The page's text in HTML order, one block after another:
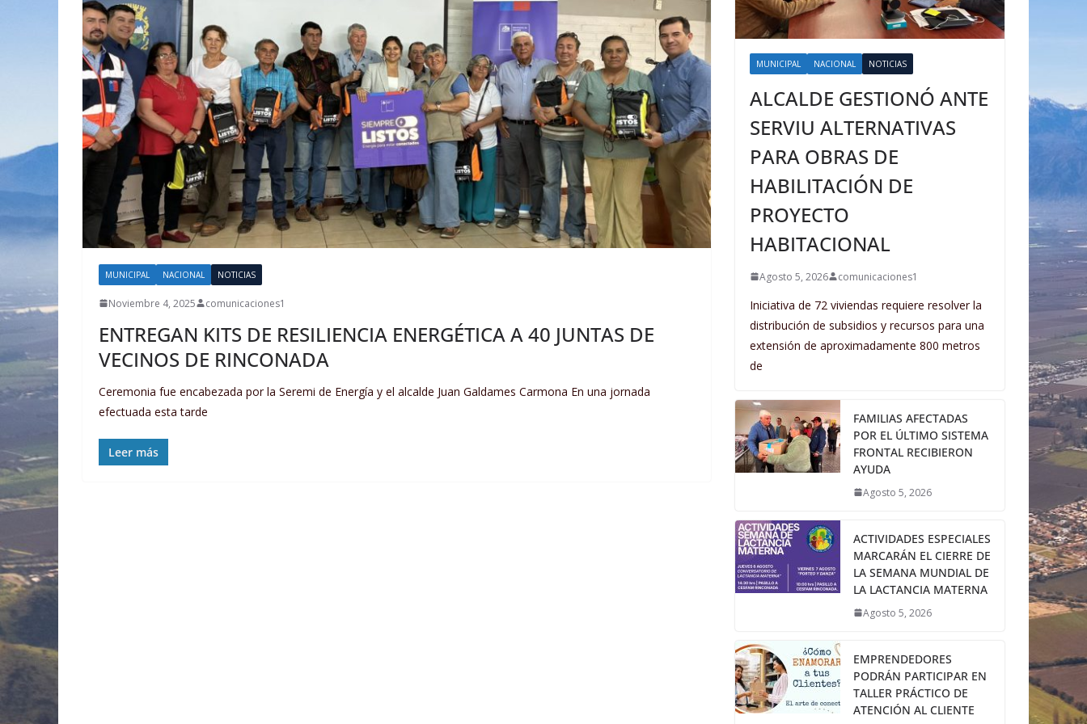
MUNICIPAL NACIONAL NOTICIAS
Noviembre 4, 2025 comunicaciones1
ENTREGAN KITS DE RESILIENCIA ENERGÉTICA A 40 JUNTAS DE
VECINOS DE RINCONADA
Ceremonia fue encabezada por la Seremi de Energía y el alcalde Juan Galdames Carmona En una jornada
efectuada esta tarde
Leer más
MUNICIPAL NACIONAL NOTICIAS
ALCALDE GESTIONÓ ANTE
SERVIU ALTERNATIVAS
PARA OBRAS DE
HABILITACIÓN DE
PROYECTO
HABITACIONAL
Agosto 5, 2026 comunicaciones1
Iniciativa de 72 viviendas requiere resolver la
distribución de subsidios y recursos para una
extensión de aproximadamente 800 metros
de
FAMILIAS AFECTADAS
POR EL ÚLTIMO SISTEMA
FRONTAL RECIBIERON
AYUDA
Agosto 5, 2026
ACTIVIDADES ESPECIALES
MARCARÁN EL CIERRE DE
LA SEMANA MUNDIAL DE
LA LACTANCIA MATERNA
Agosto 5, 2026
EMPRENDEDORES
PODRÁN PARTICIPAR EN
TALLER PRÁCTICO DE
ATENCIÓN AL CLIENTE